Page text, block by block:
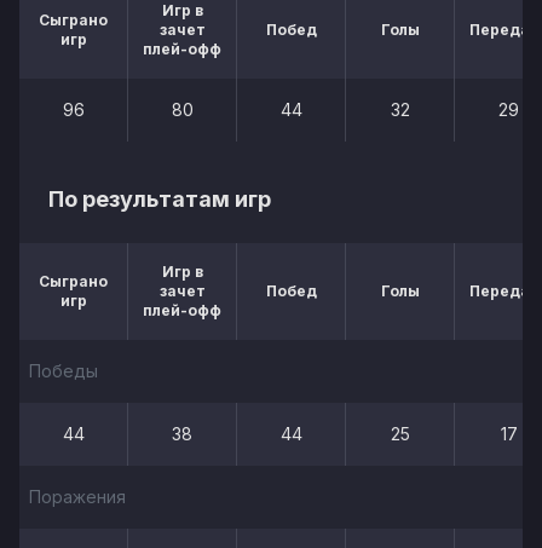
Сыграно
игр
Игр в
зачет
плей-офф
Побед Голы
96 80 44 32 29
По результатам игр
Сыграно
игр
Игр в
зачет
плей-офф
Побед Голы
Победы
44 38 44 25 17
Поражения